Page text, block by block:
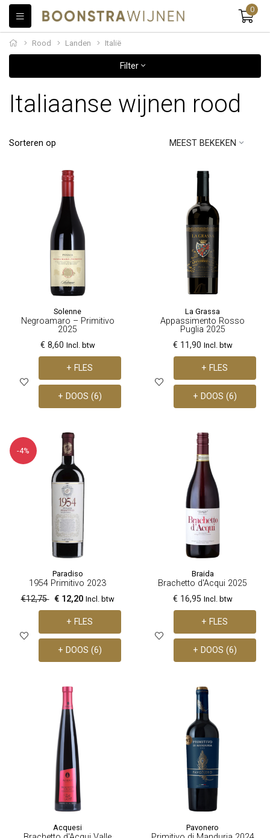
0
Rood Landen Italië
Filter
Italiaanse wijnen rood
Sorteren op MEEST BEKEKEN
Solenne
Negroamaro – Primitivo
2025
€ 8,60 Incl. btw
+ FLES
+ DOOS (6)
La Grassa
Appassimento Rosso
Puglia 2025
€ 11,90 Incl. btw
+ FLES
+ DOOS (6)
-4%
Paradiso
1954 Primitivo 2023
€12,75 € 12,20 Incl. btw
+ FLES
+ DOOS (6)
Braida
Brachetto d'Acqui 2025
€ 16,95 Incl. btw
+ FLES
+ DOOS (6)
Acquesi Pavonero